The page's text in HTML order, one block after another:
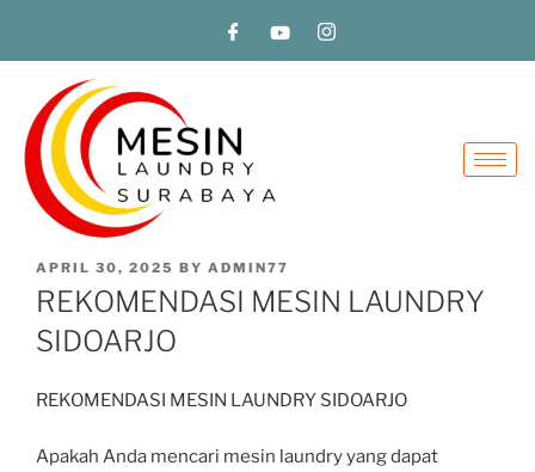
APRIL 30, 2025 BY ADMIN77
REKOMENDASI MESIN LAUNDRY
SIDOARJO
REKOMENDASI MESIN LAUNDRY SIDOARJO
Apakah Anda mencari mesin laundry yang dapat